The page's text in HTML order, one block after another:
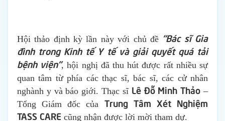
Hội thảo định kỳ lần này với chủ đề “Bác sĩ Gia
đình trong Kinh tế Y tế và giải quyết quá tải
bệnh viện”, hội nghị đã thu hút được rất nhiều sự
quan tâm từ phía các thạc sĩ, bác sĩ, các cử nhân
nghành y và báo giới. Thạc sĩ Lê Đỗ Minh Thảo –
Tổng Giám đốc của Trung Tâm Xét Nghiệm
TASS CARE cũng nhận được lời mời tham dự.